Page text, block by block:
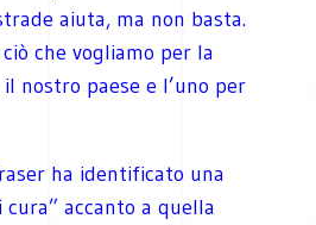
aiuta, ma non basta.
che vogliamo per la
nostro paese e l’uno per
ha identificato una
accanto a quella